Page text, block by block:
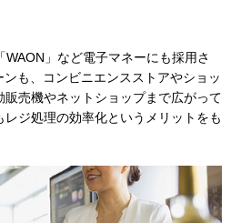
WAON」など電子マネーにも採用さ
も、コンビニエンスストアやショッ
販売機やネットショップまで広がって
ジ処理の効率化というメリットをも